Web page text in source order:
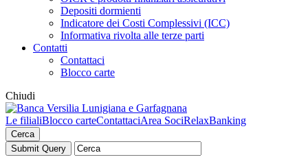
Depositi dormienti
Indicatore dei Costi Complessivi (ICC)
Informativa rivolta alle terze parti
Contatti
Contattaci
Blocco carte
Chiudi
Le filialiBlocco carteContattaciArea SociRelaxBanking
Cerca